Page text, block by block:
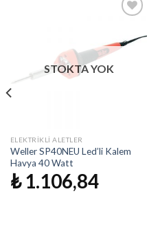
Listeme
Ekle
STOKTA YOK
ELEKTRIKLI ALETLER
Weller SP40NEU Led’li Kalem
Havya 40 Watt
₺1.106,84